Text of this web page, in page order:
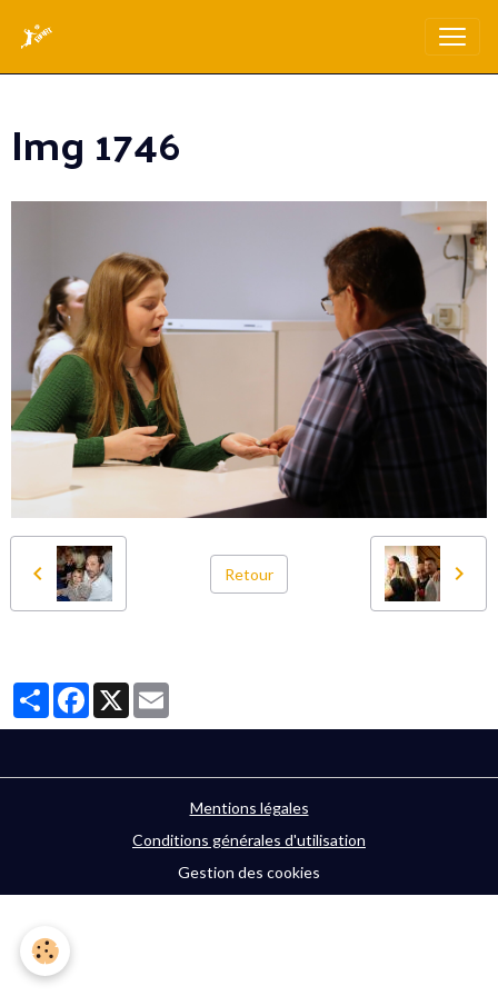
Img 1746
Retour
PartagerFacebook
X
Mentions légales
Conditions générales d'utilisation
Gestion des cookies